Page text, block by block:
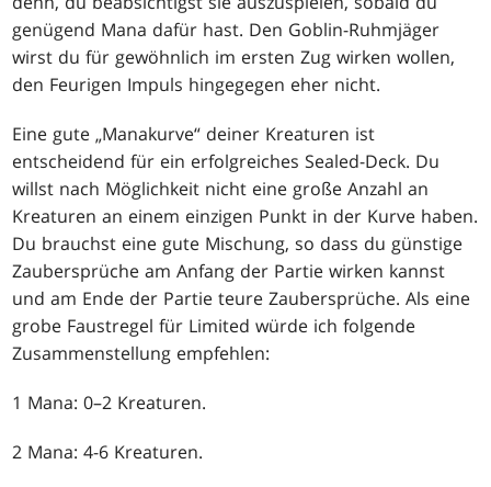
genügend Mana dafür hast. Den Goblin-Ruhmjäger
wirst du für gewöhnlich im ersten Zug wirken wollen,
den Feurigen Impuls hingegegen eher nicht.
Eine gute „Manakurve“ deiner Kreaturen ist
entscheidend für ein erfolgreiches Sealed-Deck. Du
willst nach Möglichkeit nicht eine große Anzahl an
Kreaturen an einem einzigen Punkt in der Kurve haben.
Du brauchst eine gute Mischung, so dass du günstige
Zaubersprüche am Anfang der Partie wirken kannst
und am Ende der Partie teure Zaubersprüche. Als eine
grobe Faustregel für Limited würde ich folgende
Zusammenstellung empfehlen:
1 Mana: 0–2 Kreaturen.
2 Mana: 4-6 Kreaturen.